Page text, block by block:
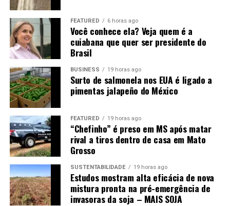
FEATURED 6 horas ago
Você conhece ela? Veja quem é a
cuiabana que quer ser presidente do
Brasil
BUSINESS 19 horas ago
Surto de salmonela nos EUA é ligado a
pimentas jalapeño do México
FEATURED 19 horas ago
“Chefinho” é preso em MS após matar
rival a tiros dentro de casa em Mato
Grosso
SUSTENTABILIDADE 19 horas ago
Estudos mostram alta eficácia de nova
mistura pronta na pré-emergência de
invasoras da soja – MAIS SOJA